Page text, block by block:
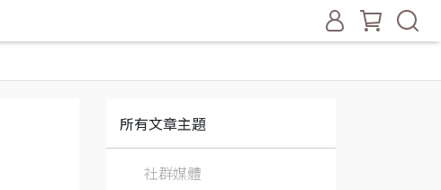
所有文章主題
社群媒體